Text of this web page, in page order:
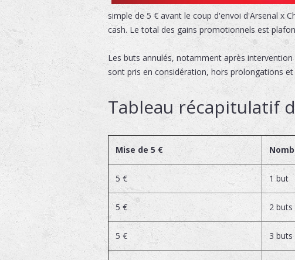
simple de 5 € avant le coup d'envoi d'Arsenal x
cash. Le total des gains promotionnels est
Les buts annulés, notamment après
sont pris en considération, hors prolongations et
Tableau récapitulatif
Mise de 5 €
5 € 1 but
5 € 2 buts
5 € 3 buts